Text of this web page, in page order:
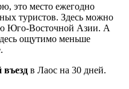
это место ежегодно
туристов. Здесь можно
Юго-Восточной Азии. А
ощутимо меньше
въезд в Лаос на 30 дней.